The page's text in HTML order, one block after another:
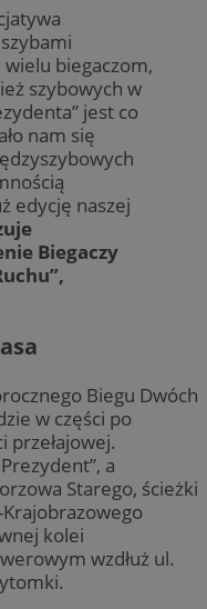
biegaczom,
szybowych w
jest co
nam się
edycję naszej
Biegaczy
Biegu Dwóch
w części po
przełajowej.
a
Starego, ścieżki
kolei
wzdłuż ul.